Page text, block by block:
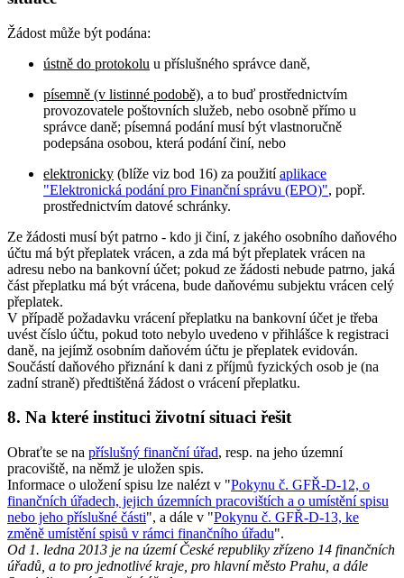
Žádost může být podána:
ústně do protokolu u příslušného správce daně,
písemně (v listinné podobě), a to buď prostřednictvím
provozovatele poštovních služeb, nebo osobně přímo u
správce daně; písemná podání musí být vlastnoručně
podepsána osobou, která podání činí, nebo
elektronicky (blíže viz bod 16) za použitíaplikace
"Elektronická podání pro Finanční správu (EPO)", popř.
prostřednictvím datové schránky.
Ze žádosti musí být patrno - kdo ji činí, z jakého osobního daňového
účtu má být přeplatek vrácen, a zda má být přeplatek vrácen na
adresu nebo na bankovní účet; pokud ze žádosti nebude patrno, jaká
část přeplatku má být vrácena, bude daňovému subjektu vrácen celý
přeplatek.
V případě požadavku vrácení přeplatku na bankovní účet je třeba
uvést číslo účtu, pokud toto nebylo uvedeno v přihlášce k registraci
daně, na jejímž osobním daňovém účtu je přeplatek evidován.
Součástí daňového přiznání k dani z příjmů fyzických osob je (na
zadní straně) předtištěná žádost o vrácení přeplatku.
8. Na které instituci životní situaci řešit
Obraťte se na příslušný finanční úřad, resp. na jeho územní
pracoviště, na němž je uložen spis.
Informace o uložení spisu lze nalézt v "Pokynu č. GFŘ-D-12, o
finančních úřadech, jejich územních pracovištích a o umístění spisu
nebo jeho příslušné části", a dále v "Pokynu č. GFŘ-D-13, ke
změně umístění spisů v rámci finančního úřadu".
Od 1. ledna 2013 je na území České republiky zřízeno 14 finančních
úřadů, a to pro jednotlivé kraje, pro hlavní město Prahu, a dále